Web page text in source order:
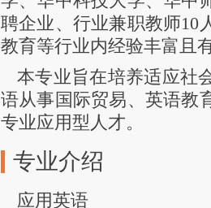
聘企业、行业兼职教师10
教育等行业内经验丰富且
本专业旨在培养适应社
语从事国际贸易、英语教
专业应用型人才。
专业介绍
应用英语